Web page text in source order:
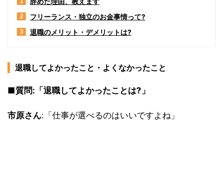
2 フリーランス・独立のお金事情って?
3 退職のメリット・デメリットは?
退職してよかったこと・よくなかったこと
■質問:「退職してよかったことは?」
市原さん:「仕事が選べるのはいいですよね」